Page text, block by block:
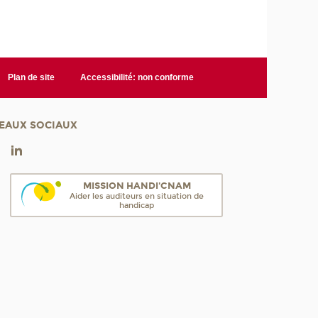
Plan de site Accessibilité: non conforme
SOCIAUX
MISSION HANDI'CNAM
Aider les auditeurs en situation de
handicap